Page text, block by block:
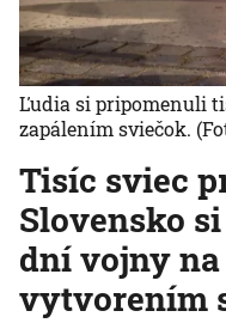
Tisíc sviec
Slovensko
dní vojny
vytvorením
Ľudia si pripomenuli
zapálením sviečok.